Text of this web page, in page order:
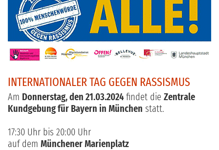
INTERNATIONALER TAG GEGEN RASSISMUS
Am Donnerstag, den 21.03.2024 findet die Zentrale
Kundgebung für Bayern in München statt.
17:30 Uhr bis 20:00 Uhr
auf dem Münchener Marienplatz